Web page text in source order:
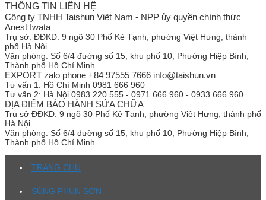
THÔNG TIN LIÊN HỆ
Công ty TNHH Taishun Việt Nam - NPP ủy quyền chính thức
Anest Iwata
Trụ sở: ĐĐKD: 9 ngõ 30 Phố Kẻ Tạnh, phường Việt Hưng, thành
phố Hà Nội
Văn phòng: Số 6/4 đường số 15, khu phố 10, Phường Hiệp Bình,
Thành phố Hồ Chí Minh
EXPORT zalo phone +84 97555 7666 info@taishun.vn
Tư vấn 1: Hồ Chí Minh 0981 666 960
Tư vấn 2: Hà Nội 0983 220 555 - 0971 666 960 - 0933 666 960
ĐỊA ĐIỂM BẢO HÀNH SỬA CHỮA
Trụ sở ĐĐKD: 9 ngõ 30 Phố Kẻ Tạnh, phường Việt Hưng, thành phố
Hà Nội
Văn phòng: Số 6/4 đường số 15, khu phố 10, Phường Hiệp Bình,
Thành phố Hồ Chí Minh
TRANG CHỦ
SÚNG PHUN SƠN